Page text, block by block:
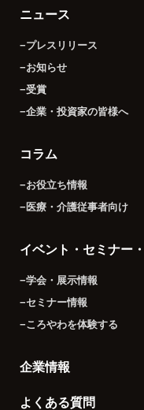
ニュース
−プレスリリース
−お知らせ
−受賞
−企業・投資家の皆様へ
コラム
−お役立ち情報
−医療・介護従事者向け
イベント・セミナー
−学会・展示情報
−セミナー情報
−ころやわを体験する
企業情報
よくある質問